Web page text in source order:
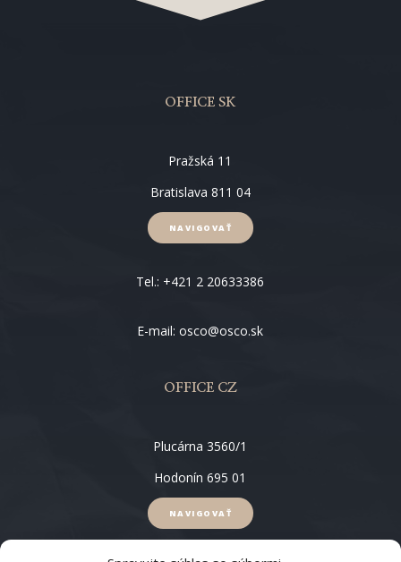
OFFICE SK
Pražská 11
Bratislava 811 04
NAVIGOVAŤ
Tel.: +421 2 20633386
E-mail: osco@osco.sk
OFFICE CZ
Plucárna 3560/1
Hodonín 695 01
NAVIGOVAŤ